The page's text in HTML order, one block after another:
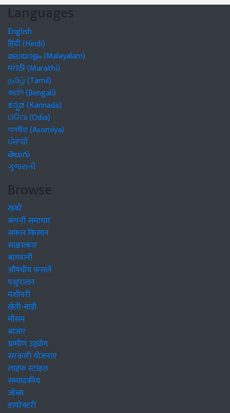
Languages
English
हिंदी (Hindi)
മലയാളം (Malayalam)
मराठी (Marathi)
தமிழ் (Tamil)
বাঙালি (Bengali)
ಕನ್ನಡ (Kannada)
ଓଡିଆ (Odia)
অসমীয়া (Asomiya)
ਪੰਜਾਬੀ
తెలుగు
ગુજરાતી
Browse
खबरें
कंपनी समाचार
सफल किसान
साक्षात्कार
बागवानी
औषधीय फसलें
पशुपालन
मशीनरी
खेती-बाड़ी
मौसम
बाजार
ग्रामीण उद्द्योग
सरकारी योजनाएं
लाइफ स्टाइल
सम्पादकीय
जॉब्स
डायरेक्टरी